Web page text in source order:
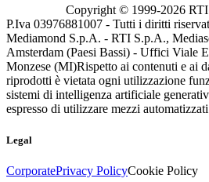
Copyright © 1999-2026
P.Iva 03976881007 - Tutti i diritti
Mediamond S.p.A. - RTI S.p.A.,
Amsterdam (Paesi Bassi) - Uffici Viale
Monzese (MI)Rispetto ai contenuti e ai
riprodotti è vietata ogni utilizzazione
sistemi di intelligenza artificiale
espresso di utilizzare mezzi
Legal
CorporatePrivacy PolicyCookie Policy